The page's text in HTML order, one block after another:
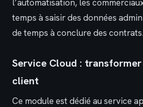
l’automatisation, les
temps à saisir des données
de temps à conclure des
Service Cloud :
client
Ce module est dédié au service